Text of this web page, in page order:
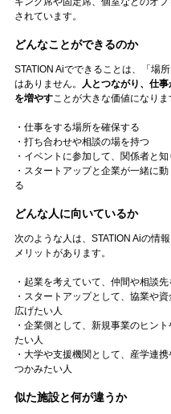
されています。
どんなことができるのか
STATION Aiでできることは、「場
はありません。
人とつながり、仕
を増やす ことが大きな価値になりま
・仕事をする場所を確保する
・打ち合わせや相談の場を持つ
・イベントに参加して、関係者と知
・スタートアップと企業が一緒に
る
どんな人に向いているか
次のような人は、STATION Aiの情
メリットがあります。
・起業を考えていて、仲間や相談
・スタートアップとして、協業や
広げたい人
・企業側として、新規事業のヒン
たい人
・大学や支援機関として、産学連
つかみたい人
似た施設と何が違うか